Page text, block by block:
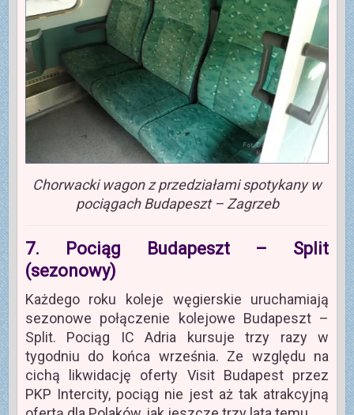
Chorwacki wagon z przedziałami spotykany w
pociągach Budapeszt – Zagrzeb
7. Pociąg Budapeszt – Split
(sezonowy)
Każdego roku koleje węgierskie uruchamiają
sezonowe połączenie kolejowe Budapeszt –
Split. Pociąg IC Adria kursuje trzy razy w
tygodniu do końca września. Ze względu na
cichą likwidację oferty Visit Budapest przez
PKP Intercity, pociąg nie jest aż tak atrakcyjną